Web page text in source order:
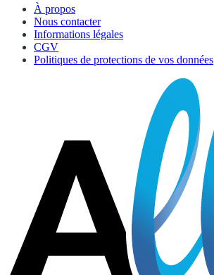
À propos
Nous contacter
Informations légales
CGV
Politiques de protections de vos données